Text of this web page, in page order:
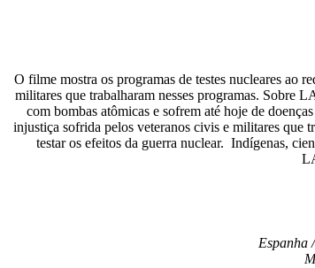
O filme mostra os programas de testes nucleares ao
militares que trabalharam nesses programas. Sobre
com bombas atômicas e sofrem até hoje de
injustiça sofrida pelos veteranos civis e militares que
testar os efeitos da guerra nuclear. Indígenas,
Espanha